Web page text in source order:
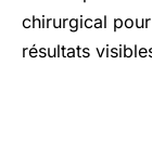
chirurgical
résultats